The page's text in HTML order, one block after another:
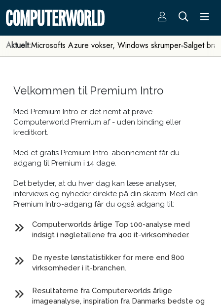
Aktuelt:Microsofts Azure vokser, Windows skrumper Salget
Velkommen til Premium Intro
Med Premium Intro er det nemt at prøve
Computerworld Premium af - uden binding eller
kreditkort.
Med et gratis Premium Intro-abonnement får du
adgang til Premium i 14 dage.
Det betyder, at du hver dag kan læse analyser,
interviews og nyheder direkte på din skærm. Med din
Premium Intro-adgang får du også adgang til:
Computerworlds årlige Top 100-analyse med
indsigt i nøgletallene fra 400 it-virksomheder.
De nyeste lønstatistikker for mere end 800
virksomheder i it-branchen.
Resultaterne fra Computerworlds årlige
imageanalyse, inspiration fra Danmarks bedste og